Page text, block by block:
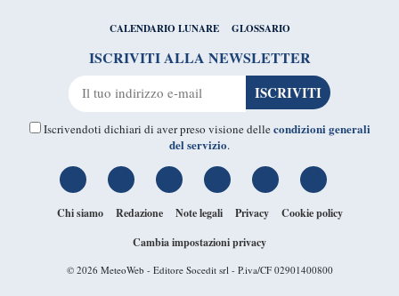
CALENDARIO LUNARE GLOSSARIO
ISCRIVITI ALLA NEWSLETTER
Iscrivendoti dichiari di aver preso visione dellecondizioni generali
del servizio.
Chi siamo Redazione Note legali Privacy
Cookie policy
Cambia impostazioni privacy
© 2026 MeteoWeb - Editore Socedit srl - P.iva/CF 02901400800